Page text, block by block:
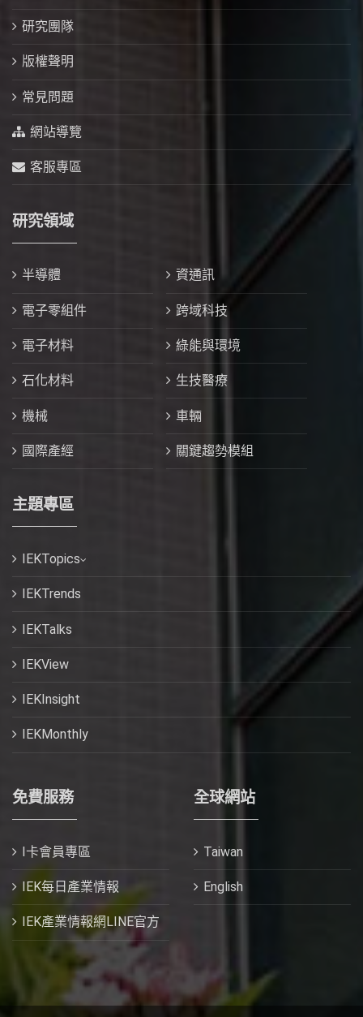
研究團隊
版權聲明
常見問題
網站導覽
客服專區
研究領域
半導體 資通訊
電子零組件 跨域科技
電子材料 綠能與環境
石化材料 生技醫療
機械 車輛
國際產經 關鍵趨勢模組
主題專區
IEKTopics
IEKTrends
IEKTalks
IEKView
IEKInsight
IEKMonthly
免費服務
I卡會員專區
IEK每日產業情報
IEK產業情報網LINE官方
全球網站
Taiwan
English